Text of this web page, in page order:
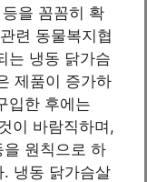
을 꼼꼼히 확
련 동물복지협
는 냉동 닭가슴
제품이 증가하
입한 후에는
이 바람직하며,
원칙으로 하
냉동 닭가슴살